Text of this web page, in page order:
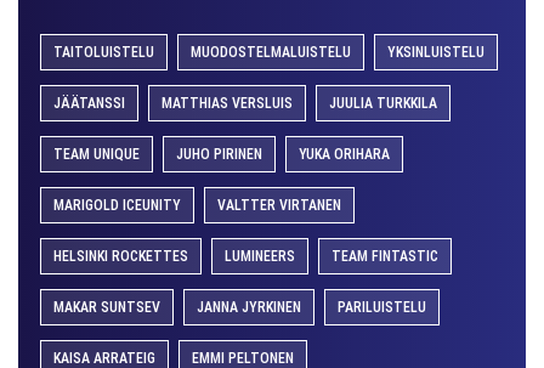
TAITOLUISTELU MUODOSTELMALUISTELU YKSINLUISTELU
JÄÄTANSSI MATTHIAS VERSLUIS JUULIA TURKKILA
TEAM UNIQUE JUHO PIRINEN YUKA ORIHARA
MARIGOLD ICEUNITY VALTTER VIRTANEN
HELSINKI ROCKETTES LUMINEERS TEAM FINTASTIC
MAKAR SUNTSEV JANNA JYRKINEN PARILUISTELU
KAISA ARRATEIG EMMI PELTONEN